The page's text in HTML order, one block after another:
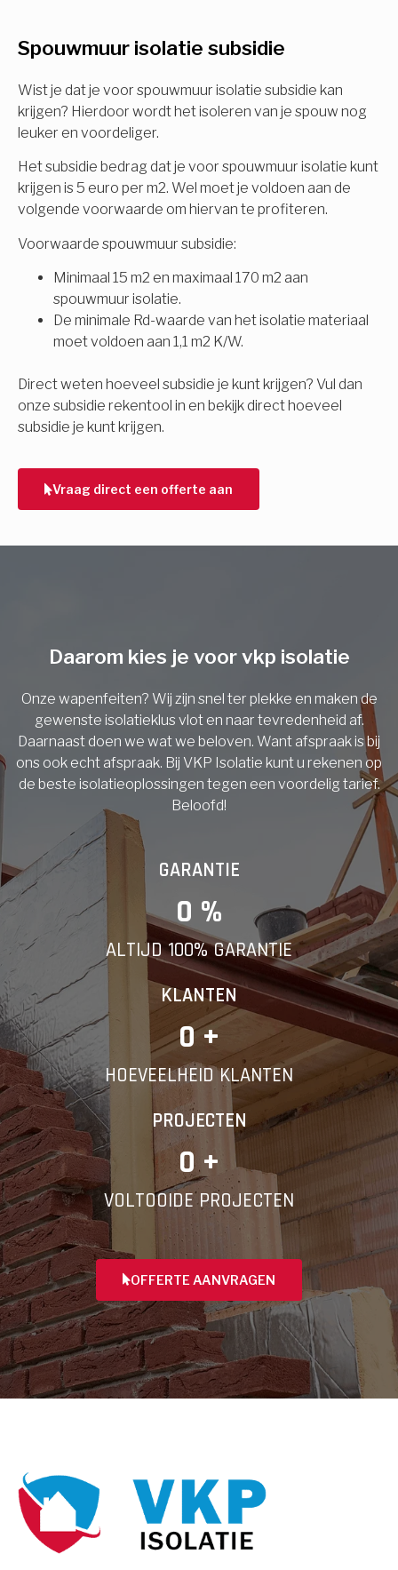
Spouwmuur isolatie subsidie
Wist je dat je voor spouwmuur isolatie subsidie kan
krijgen? Hierdoor wordt het isoleren van je spouw nog
leuker en voordeliger.
Het subsidie bedrag dat je voor spouwmuur isolatie kunt
krijgen is 5 euro per m2. Wel moet je voldoen aan de
volgende voorwaarde om hiervan te profiteren.
Voorwaarde spouwmuur subsidie:
Minimaal 15 m2 en maximaal 170 m2 aan
spouwmuur isolatie.
De minimale Rd-waarde van het isolatie materiaal
moet voldoen aan 1,1 m2 K/W.
Direct weten hoeveel subsidie je kunt krijgen? Vul dan
onze subsidie rekentool in en bekijk direct hoeveel
subsidie je kunt krijgen.
Vraag direct een offerte aan
Isolatiemaatregel
Spouwisolatie
Vloerisolatie
Dakisolatie
Gevelisolatie
Vorige
subsidie!
Vul uw gegevens in en ontvang nu direct uw
berekening per mail.
Voornaam
Achternaam
Vorige
Daarom kies je voor vkp isolatie
Onze wapenfeiten? Wij zijn snel ter plekke en maken de
gewenste isolatieklus vlot en naar tevredenheid af.
Daarnaast doen we wat we beloven. Want afspraak is bij
ons ook echt afspraak. Bij VKP Isolatie kunt u rekenen op
de beste isolatieoplossingen tegen een voordelig tarief.
Beloofd!
GARANTIE
0 %
ALTIJD 100% GARANTIE
KLANTEN
0 +
HOEVEELHEID KLANTEN
PROJECTEN
0 +
VOLTOOIDE PROJECTEN
OFFERTE AANVRAGEN